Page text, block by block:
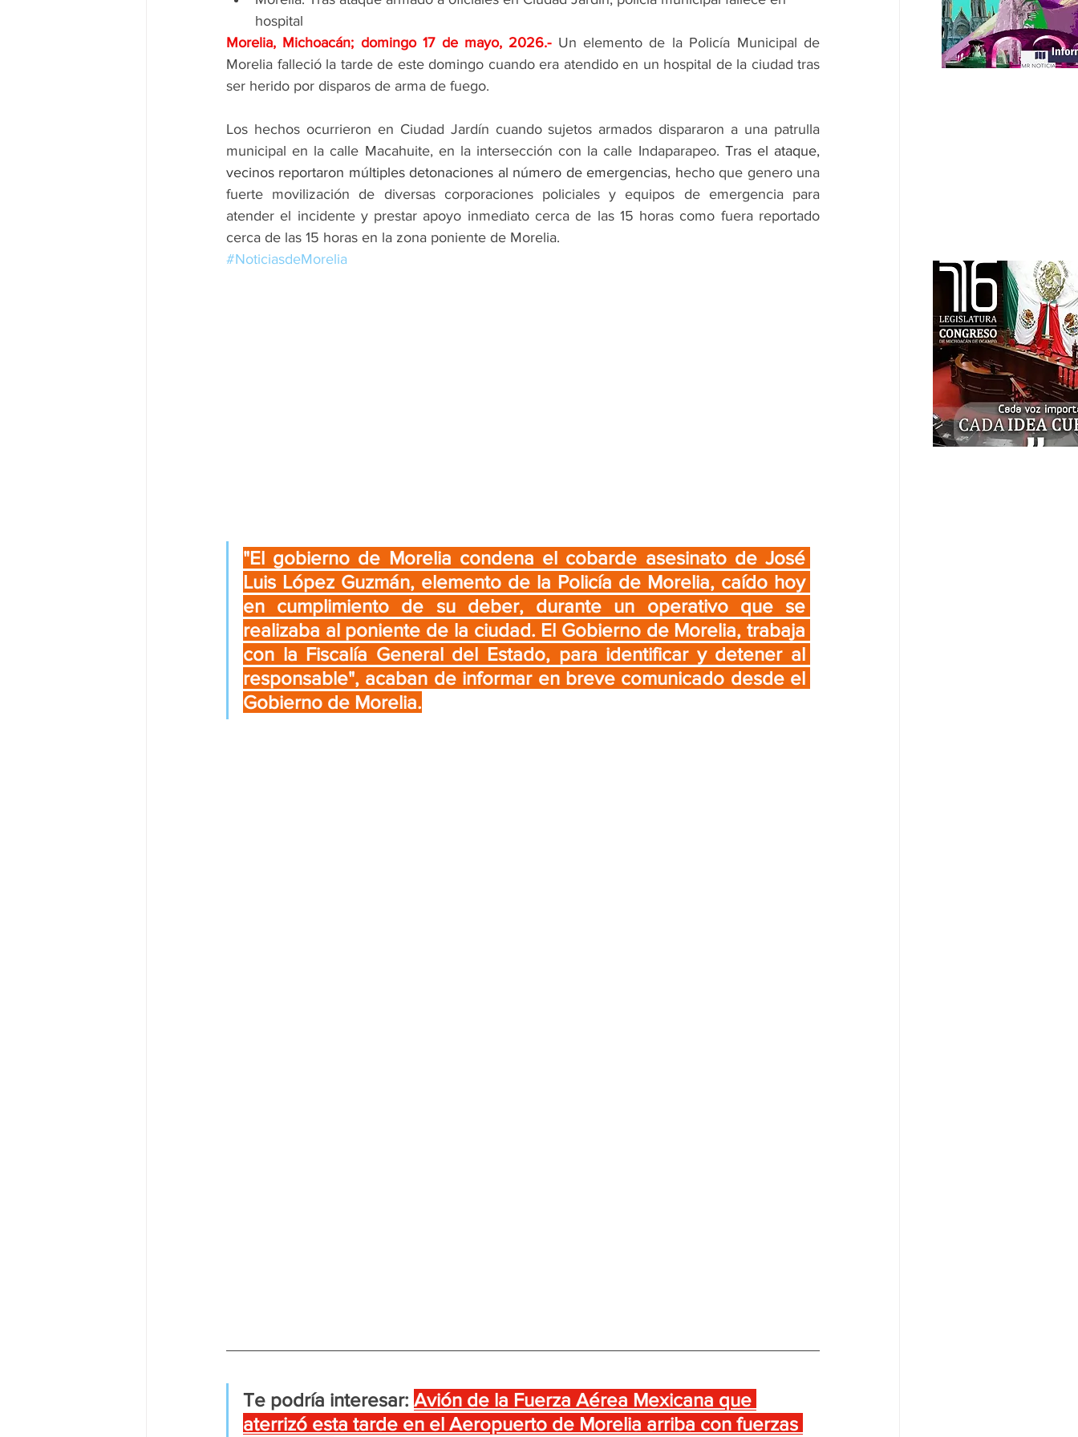
hospital
Morelia, Michoacán; domingo 17 de mayo, 2026.- Un elemento de la Policía Municipal de
Morelia falleció la tarde de este domingo cuando era atendido en un hospital de la ciudad tras
ser herido por disparos de arma de fuego.
Los hechos ocurrieron en Ciudad Jardín cuando sujetos armados dispararon a una patrulla
municipal en la calle Macahuite, en la intersección con la calle Indaparapeo. Tras el ataque,
vecinos reportaron múltiples detonaciones al número de emergencias, hecho que genero una
fuerte movilización de diversas corporaciones policiales y equipos de emergencia para
atender el incidente y prestar apoyo inmediato cerca de las 15 horas como fuera reportado
cerca de las 15 horas en la zona poniente de Morelia.
#NoticiasdeMorelia
"El gobierno de Morelia condena el cobarde asesinato de José
Luis López Guzmán, elemento de la Policía de Morelia, caído hoy
en cumplimiento de su deber, durante un operativo que se
realizaba al poniente de la ciudad. El Gobierno de Morelia, trabaja
con la Fiscalía General del Estado, para identificar y detener al
responsable", acaban de informar en breve comunicado desde el
Gobierno de Morelia.
Te podría interesar: Avión de la Fuerza Aérea Mexicana que
aterrizó esta tarde en el Aeropuerto de Morelia arriba con fuerzas